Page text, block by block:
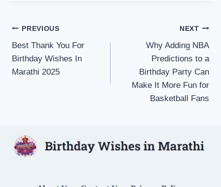
Post
navigation
PREVIOUS
Best Thank You For
Birthday Wishes In
Marathi 2025
NEXT
Why Adding NBA
Predictions to a
Birthday Party Can
Make It More Fun for
Basketball Fans